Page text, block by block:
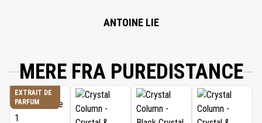
ANTOINE LIE
MERE FRA PUREDISTANCE
EXTRAIT DE
PARFUM